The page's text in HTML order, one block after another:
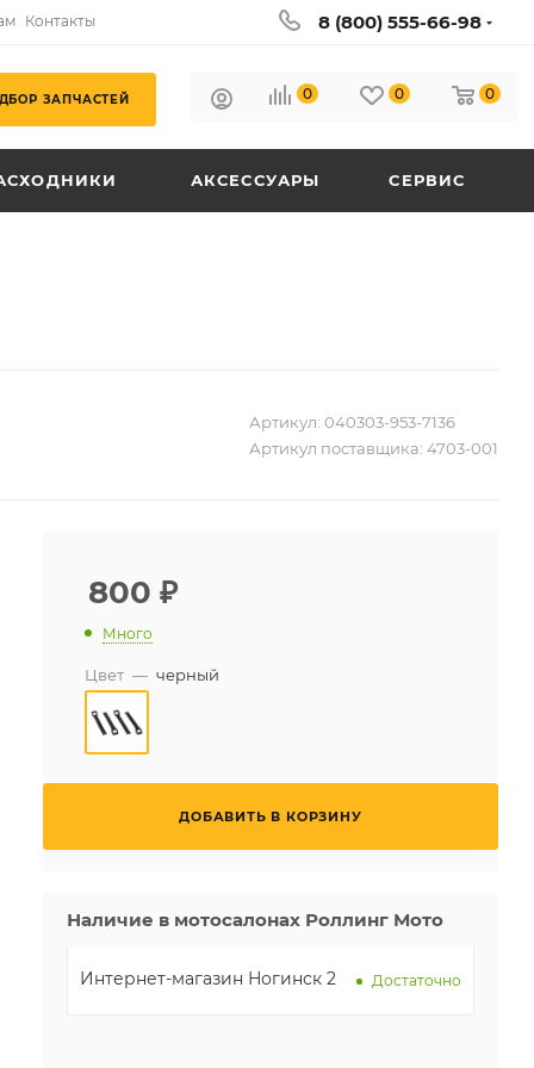
Контакты 8 (800) 555-66-98
ЗАПЧАСТЕЙ 0 0 0
АКСЕССУАРЫ СЕРВИС
Артикул: 040303-953-7136
Артикул поставщика: 4703-001
800 ₽
Много
Цвет — черный
ДОБАВИТЬ В КОРЗИНУ
Наличие в мотосалонах Роллинг Мото
Интернет-магазин Ногинск 2 Достаточно